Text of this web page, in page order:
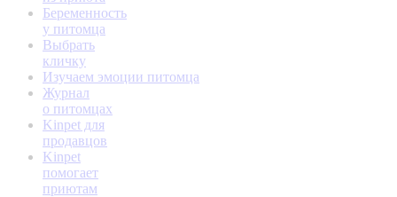
Беременность
у питомца
Выбрать
кличку
Изучаем эмоции питомца
Журнал
о питомцах
Kinpet для
продавцов
Kinpet
помогает
приютам